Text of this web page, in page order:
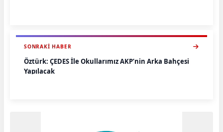
SONRAKI HABER
Öztürk: ÇEDES İle Okullarımız AKP’nin Arka Bahçesi
Yapılacak